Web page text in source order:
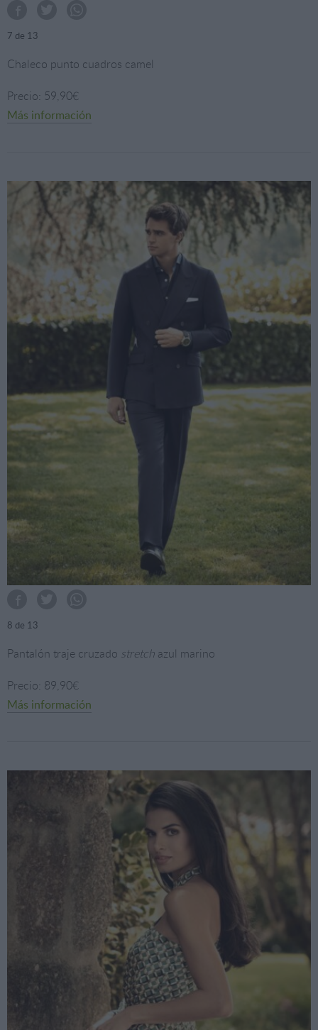
7 de 13
Chaleco punto cuadros camel
Precio: 59,90€
Más información
8 de 13
Pantalón traje cruzado stretch azul marino
Precio: 89,90€
Más información